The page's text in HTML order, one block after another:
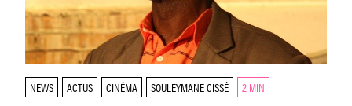
NEWS ACTUS CINÉMA SOULEYMANE CISSÉ 2 MIN